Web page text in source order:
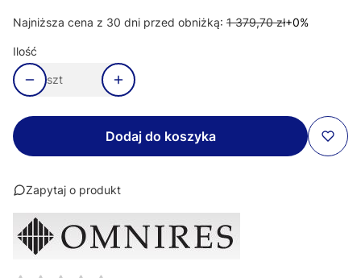
Najniższa cena z 30 dni przed obniżką: 1 379,70 zł+0%
Ilość
szt
Dodaj do koszyka
Zapytaj o produkt